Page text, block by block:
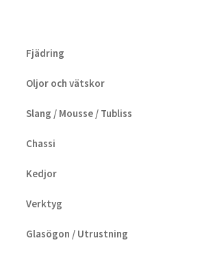
Fjädring
Oljor och vätskor
Slang / Mousse / Tubliss
Chassi
Kedjor
Verktyg
Glasögon / Utrustning